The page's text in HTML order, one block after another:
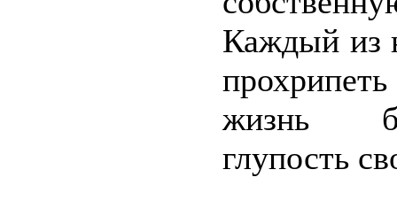
Каждый из
жизнь
глупость